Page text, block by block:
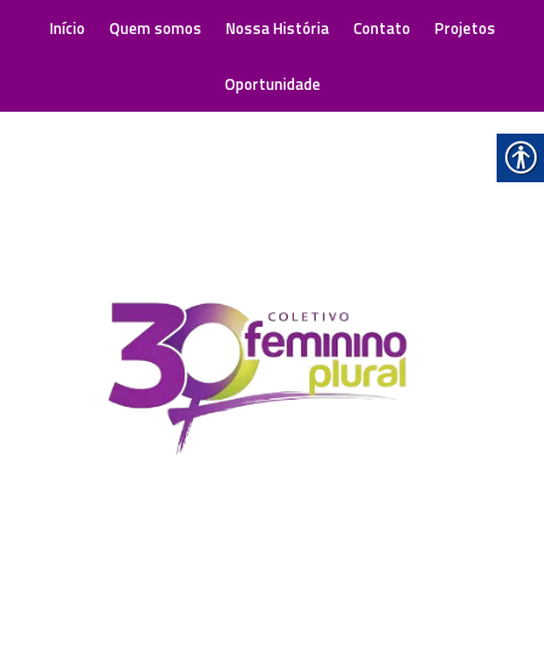
Início Quem somos Nossa História Contato Projetos
Oportunidade